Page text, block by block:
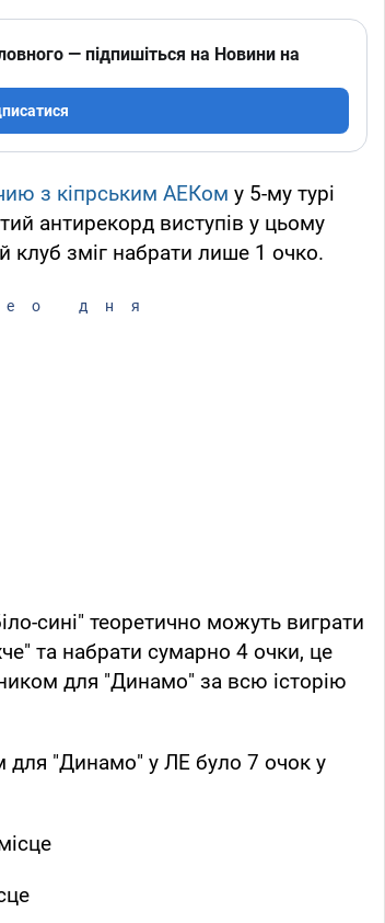
— підпишіться на Новини на
з кіпрським АЕКом у 5-му турі
антирекорд виступів у цьому
клуб зміг набрати лише 1 очко.
дня
сині" теоретично можуть виграти
та набрати сумарно 4 очки, це
для "Динамо" за всю історію
для "Динамо" у ЛЕ було 7 очок у